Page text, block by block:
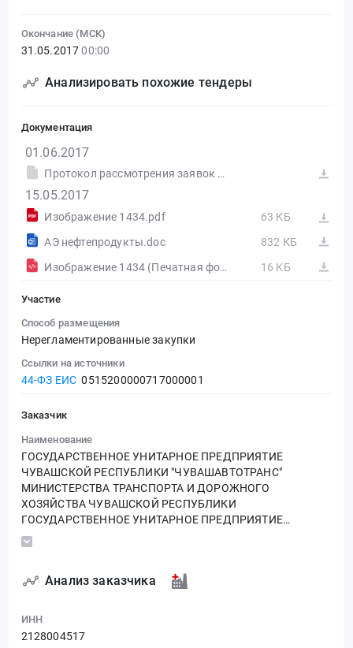
Окончание (МСК)
31.05.2017 00:00
Анализировать похожие тендеры
Документация
01.06.2017
Протокол рассмотрения заявок на участие в электронном аукционе от 31.05.2017 №0515200000717000001-1 (Печатная форма)
15.05.2017
Изображение 1434.pdf
63 КБ
АЭ нефтепродукты.doc
832 КБ
Изображение 1434 (Печатная форма)
16 КБ
Участие
Способ размещения
Нерегламентированные закупки
Ссылки на источники
44-ФЗ ЕИС 0515200000717000001
Заказчик
Наименование
ГОСУДАРСТВЕННОЕ УНИТАРНОЕ ПРЕДПРИЯТИЕ
ЧУВАШСКОЙ РЕСПУБЛИКИ "ЧУВАШАВТОТРАНС"
МИНИСТЕРСТВА ТРАНСПОРТА И ДОРОЖНОГО
ХОЗЯЙСТВА ЧУВАШСКОЙ РЕСПУБЛИКИ
ГОСУДАРСТВЕННОЕ УНИТАРНОЕ ПРЕДПРИЯТИЕ
ЧУВАШСКОЙ РЕСПУБЛИКИ "ЧУВАШАВТОТРАНС"
МИНИСТЕРСТВА ТРАНСПОРТА И ДОРОЖНОГО
Анализ заказчика
ИНН
2128004517